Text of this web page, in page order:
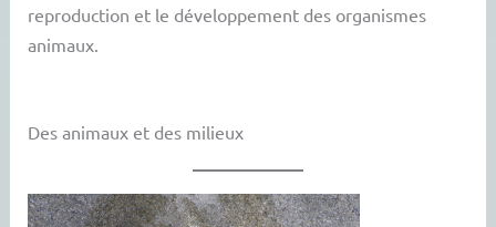
reproduction et le développement des organismes
animaux.
Des animaux et des milieux